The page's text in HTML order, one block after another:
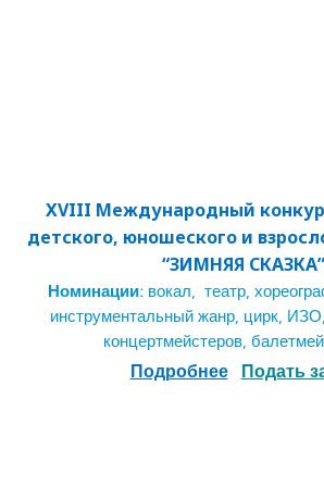
XVIII Международный
детского, юношеского и
“ЗИМНЯЯ СКАЗКА”
Номинации:вокал, театр,
инструментальный жанр, цирк,
концертмейстеров,
Подробнее Подать